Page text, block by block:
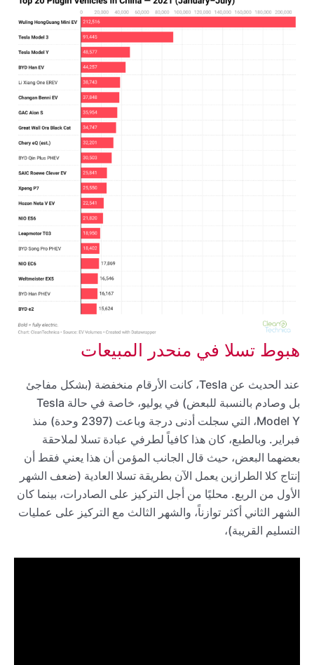
هبوط تسلا في منحدر المبيعات
عند الحديث عن Tesla، كانت الأرقام منخفضة (بشكل مفاجئ
بل وصادم بالنسبة للبعض) في يوليو، خاصة في حالة Tesla
Model Y، التي سجلت أدنى درجة وباعت (2397 وحدة) منذ
فبراير. وبالطبع، كان هذا كافياً لطرفي عبادة تسلا لملاحقة
بعضهما البعض، حيث قال الجانب المؤمن أن هذا يعني فقط أن
إنتاج كلا الطرازين يعمل الآن بطريقة تسلا العادية (ضعف الشهر
الأول من الربع. محليًا من أجل التركيز على الصادرات، بينما كان
الشهر الثاني أكثر توازناً، والشهر الثالث مع التركيز على عمليات
التسليم القريبة)،